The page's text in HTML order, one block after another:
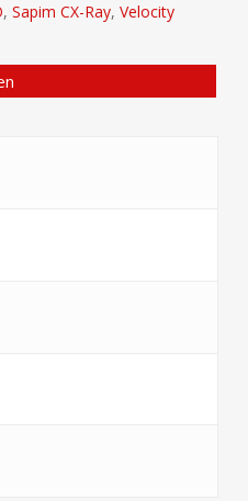
, Sapim CX-Ray, Velocity